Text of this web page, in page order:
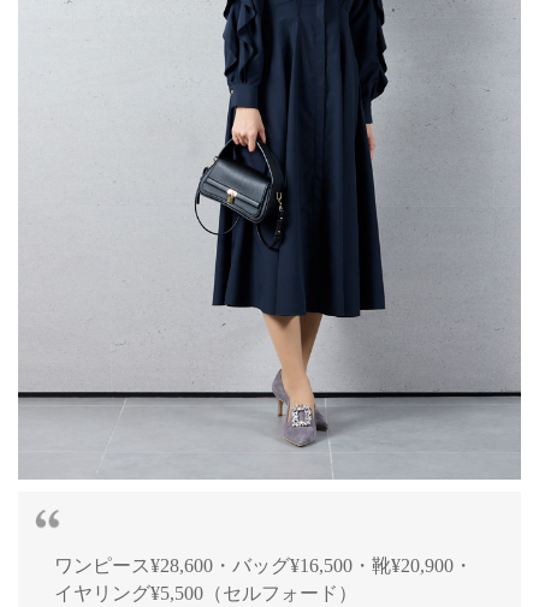
ワンピース¥28,600・バッグ¥16,500・靴¥20,900・
イヤリング¥5,500（セルフォード）